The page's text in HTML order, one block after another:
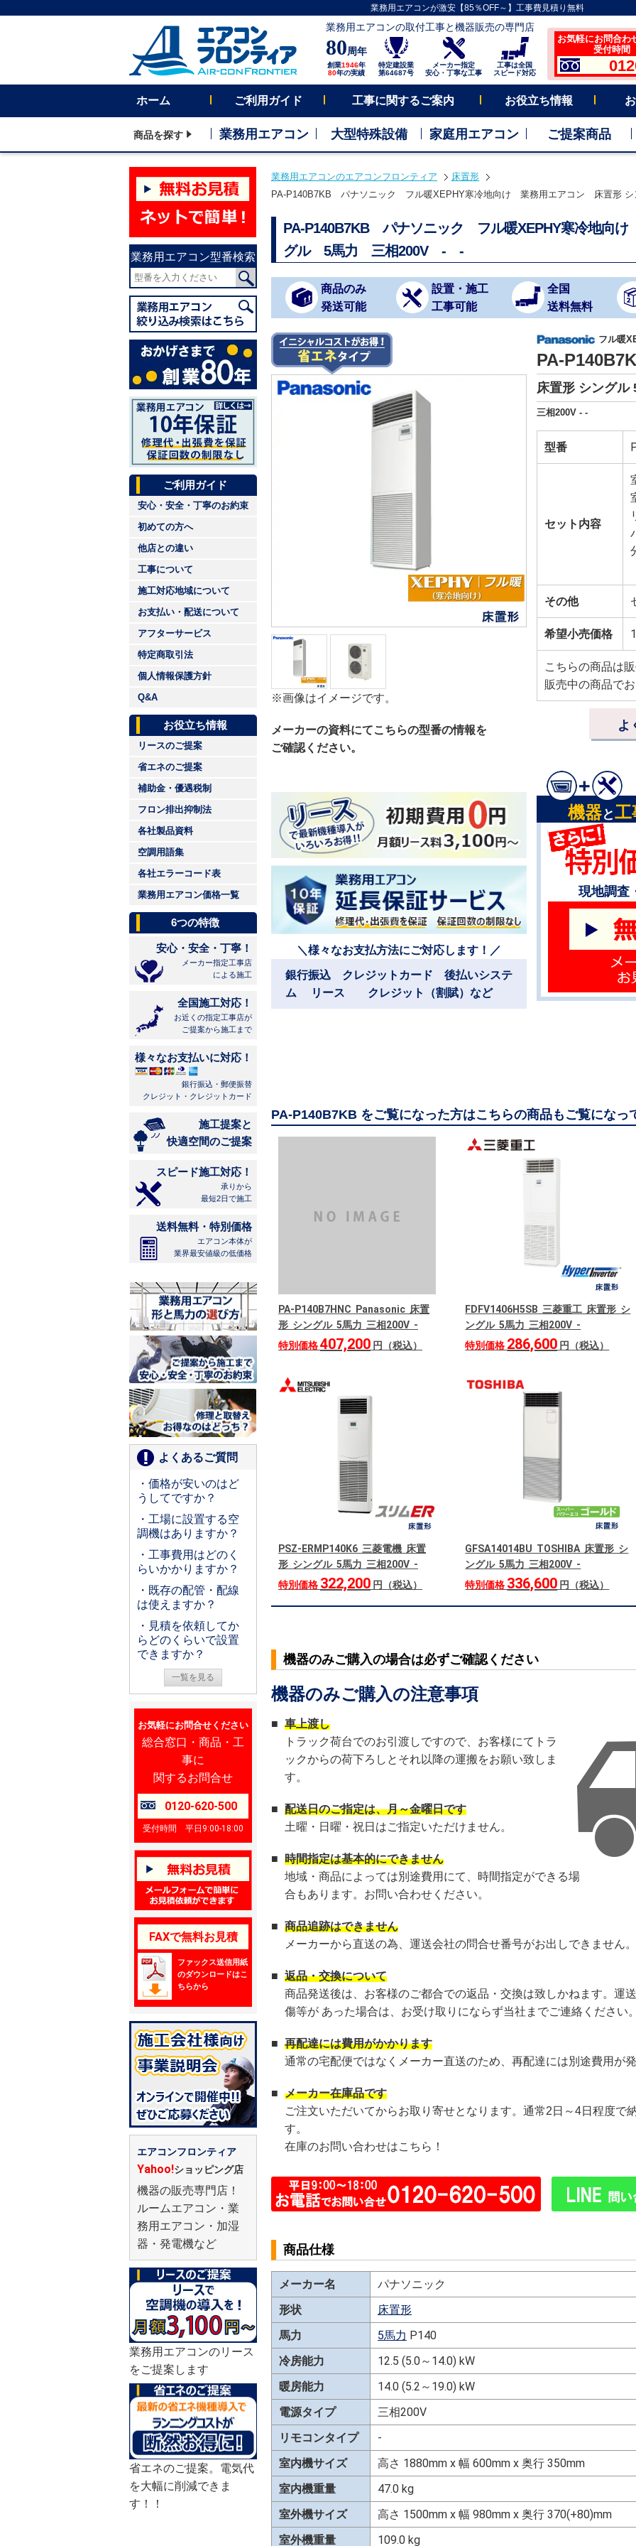
業務用エアコンが激安【85％OFF～】工事費見積り無料
業務用エアコンの取付工事と機器販売の専門店
80周年
創業1946年
80年の実績
特定建設業
第64687号
メーカー指定
安心・丁寧な工事
工事は全国
スピード対応
お気軽にお問合わ
受付時間
ホーム ご利用ガイド 工事に関するご案内 お役立ち情報
商品を探す 業務用エアコン 大型特殊設備 家庭用エアコン ご提案商品
業務用エアコン型番検索
ご利用ガイド
安心・安全・丁寧のお約束
初めての方へ
他店との違い
工事について
施工対応地域について
お支払い・配送について
アフターサービス
特定商取引法
個人情報保護方針
Q&A
お役立ち情報
リースのご提案
省エネのご提案
補助金・優遇税制
フロン排出抑制法
各社製品資料
空調用語集
各社エラーコード表
業務用エアコン価格一覧
6つの特徴
安心・安全・丁寧！
メーカー指定工事店
による施工
全国施工対応！
お近くの指定工事店が
ご提案から施工まで
様々なお支払いに対応！
銀行振込・郵便振替
クレジット・クレジットカード
施工提案と
快適空間のご提案
スピード施工対応！
承りから
最短2日で施工
送料無料・特別価格
エアコン本体が
業界最安値級の低価格
よくあるご質問
・価格が安いのはど
うしてですか？
・工場に設置する空
調機はありますか？
・工事費用はどのく
らいかかりますか？
・既存の配管・配線
は使えますか？
・見積を依頼してか
らどのくらいで設置
できますか？
一覧を見る
お気軽にお問合せください
総合窓口・商品・工
事に
関するお問合せ
0120-620-500
受付時間 平日9:00-18:00
FAXで無料お見積
ファックス送信用紙
のダウンロードはこ
ちらから
エアコンフロンティア
Yahoo!ショッピング店
機器の販売専門店！
ルームエアコン・業
務用エアコン・加湿
器・発電機など
業務用エアコンのリース
をご提案します
省エネのご提案。電気代
を大幅に削減できま
す！！
業務用エアコンのエアコンフロンティア
床置形
PA-P140B7KB パナソニック フル暖XEPHY寒冷地向け 業務用エアコン 床置形
PA-P140B7KB パナソニック フル暖XEPHY寒冷地向
グル 5馬力 三相200V - -
商品のみ
発送可能
設置・施工
工事可能
全国
送料無料
※画像はイメージです。
メーカーの資料にてこちらの型番の情報を
ご確認ください。
フル暖
PA-
床置形 シングル
三相200V - -
型番
セット内容
その他
希望小売価格
こちらの商品は
販売中の商品で
よ
＼様々なお支払方法にご対応します！／
銀行振込 クレジットカード 後払いシステ
ム リース クレジット（割賦）など
機器と工
現地調査
PA-P140B7KB をご覧になった方はこちらの商品もご覧になっ
PA-P140B7HNC Panasonic 床置
形 シングル 5馬力 三相200V -
特別価格407,200 円（税込）
FDFV1406H5SB 三菱重工 床置形 シ
ングル 5馬力 三相200V -
特別価格 286,600 円（税込）
PSZ-ERMP140K6 三菱電機 床置
形 シングル 5馬力 三相200V -
特別価格 322,200 円（税込）
GFSA14014BU TOSHIBA 床置形 シ
ングル 5馬力 三相200V -
特別価格 336,600 円（税込）
機器のみご購入の場合は必ずご確認ください
機器のみご購入の注意事項
■ 車上渡し
トラック荷台でのお引渡しですので、お客様にてトラ
ックからの荷下ろしとそれ以降の運搬をお願い致しま
す。
■ 配送日のご指定は、月～金曜日です
土曜・日曜・祝日はご指定いただけません。
■ 時間指定は基本的にできません
地域・商品によっては別途費用にて、時間指定ができる場
合もあります。お問い合わせください。
■ 商品追跡はできません
メーカーから直送の為、運送会社の問合せ番号がお出しできません
■ 返品・交換について
商品発送後は、お客様のご都合での返品・交換は致しかねます。運
傷等が あった場合は、お受け取りにならず当社までご連絡ください
■ 再配達には費用がかかります
通常の宅配便ではなくメーカー直送のため、再配達には別途費用が
■ メーカー在庫品です
ご注文いただいてからお取り寄せとなります。通常2日～4日程度で
す。
在庫のお問い合わせはこちら！
商品仕様
メーカー名
パナソニック
形状
床置形
馬力
5馬力 P140
冷房能力
12.5 (5.0～14.0) kW
暖房能力
14.0 (5.2～19.0) kW
電源タイプ
三相200V
リモコンタイプ
-
室内機サイズ
高さ 1880mm x 幅 600mm x 奥行 350mm
室内機重量
47.0 kg
室外機サイズ
高さ 1500mm x 幅 980mm x 奥行 370(+80)mm
室外機重量
109.0 kg